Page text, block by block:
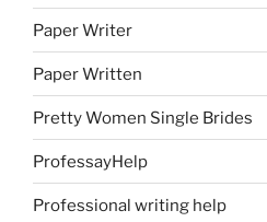
Paper Writer
Paper Written
Pretty Women Single Brides
ProfessayHelp
Professional writing help